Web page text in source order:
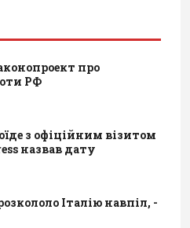
про
РФ
з офіційним візитом
назвав дату
Італію навпіл, -